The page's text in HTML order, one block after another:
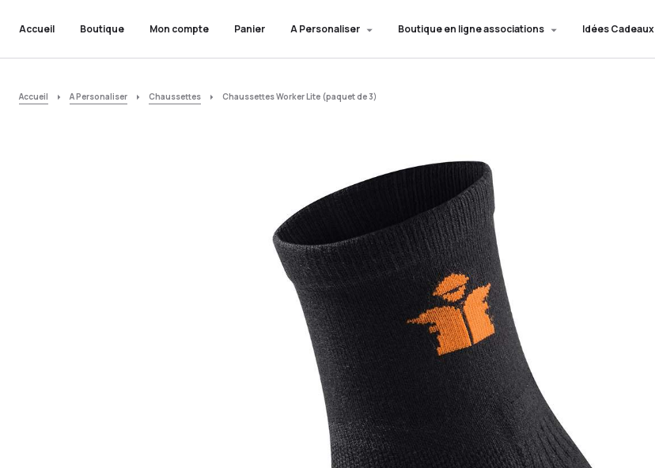
Accueil Boutique Mon compte Panier A Personaliser Boutique en ligne associations Idées Cadeaux
Accueil A Personaliser Chaussettes Chaussettes Worker Lite (paquet de 3)